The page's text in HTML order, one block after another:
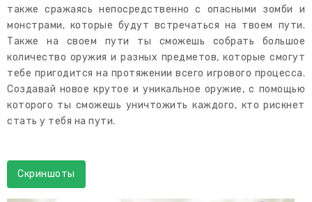
также сражаясь непосредственно с опасными зомби и
монстрами, которые будут встречаться на твоем пути.
Также на своем пути ты сможешь собрать большое
количество оружия и разных предметов, которые смогут
тебе пригодится на протяжении всего игрового процесса.
Создавай новое крутое и уникальное оружие, с помощью
которого ты сможешь уничтожить каждого, кто рискнет
стать у тебя на пути.
Скриншоты